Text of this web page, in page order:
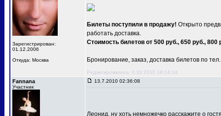
Зарегистрирован:
01.12.2006
Откуда: Москва
Билеты поступили в продажу! Открыто
работать доставка.
Стоимость билетов от 500 руб., 650 руб., 800
Бронирование, заказ, доставка билетов по
Редактировалось: 3.10.2010 18:14:14
Fannana
Участник
13.7.2010 02:36:08
Леонид, ну хоть немножечко расскажите о